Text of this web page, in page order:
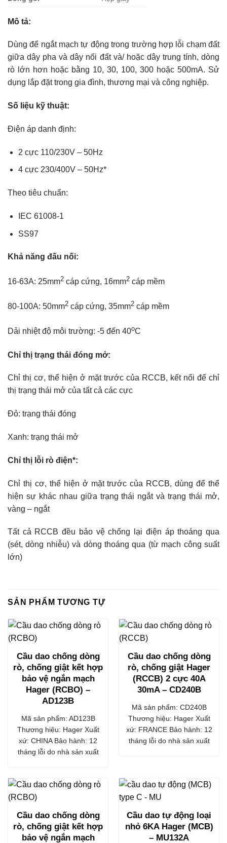
Mô tả:
Dùng để ngắt mạch tự động trong trường hợp lỗi chạm đất
giữa dây pha và dây nối đất và/ hoặc dây trung tính, dòng
rò lớn hơn hoặc bằng 10, 30, 100, 300 hoặc 500mA. Sử
dụng lắp đặt trong gia đình, thương mại và công nghiệp.
Số liệu kỹ thuật:
Điện áp danh định:
2 cực 110/230V – 50Hz
4 cực 230/400V – 50Hz*
Theo tiêu chuẩn:
IEC 61008-1
SS97
Khả năng đấu nối:
16-63A: 25mm2 cáp cứng, 16mm2 cáp mềm
80-100A: 50mm2 cáp cứng, 35mm2 cáp mềm
Dải nhiệt độ môi trường: -5 đến 40oC
Chỉ thị trạng thái đóng mở:
Chỉ thị cơ, thể hiện ở mặt trước của RCCB, kết nối để chỉ
thị trạng thái mở của tất cả các cực
Đỏ: trạng thái đóng
Xanh: trạng thái mở
Chỉ thị lỗi rò điện*:
Chỉ thị cơ, thể hiện ở mặt trước của RCCB, dùng để thể
hiện sự khác nhau giữa trạng thái ngắt và trạng thái mở,
vàng – ngắt
Tất cả RCCB đều bảo vệ chống lại điện áp thoáng qua
(sét, dòng nhiễu) và dòng thoáng qua (từ mạch công suất
lớn)
SẢN PHẨM TƯƠNG TỰ
Cầu dao chống dòng
rò, chống giật kết hợp
bảo vệ ngắn mạch
Hager (RCBO) –
AD123B
Mã sản phẩm: AD123B
Thương hiệu: Hager Xuất
xứ: CHINA Bảo hành: 12
tháng lỗi do nhà sản xuất
Cầu dao chống dòng
rò, chống giật Hager
(RCCB) 2 cực 40A
30mA – CD240B
Mã sản phẩm: CD240B
Thương hiệu: Hager Xuất
xứ: FRANCE Bảo hành: 12
tháng lỗi do nhà sản xuất
Cầu dao chống dòng
rò, chống giật kết hợp
bảo vệ ngắn mạch
Cầu dao tự động loại
nhỏ 6KA Hager (MCB)
– MU132A